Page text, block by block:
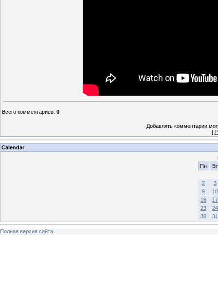
Всего комментариев: 0
Добавлять комментарии
[
Calendar
Пн
Вт
2
3
9
10
16
17
23
24
30
31
Полная версия сайта